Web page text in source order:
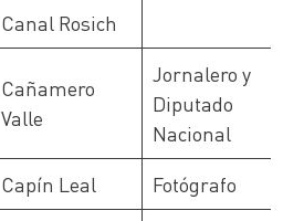
Canal Rosich
Cañamero
Valle
Jornalero y
Diputado
Nacional
Capín Leal Fotógrafo